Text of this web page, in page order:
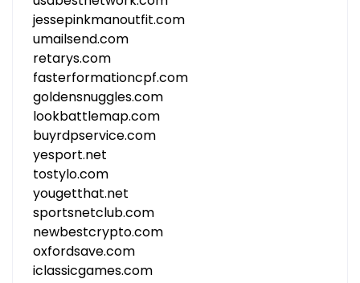
jessepinkmanoutfit.com
umailsend.com
retarys.com
fasterformationcpf.com
goldensnuggles.com
lookbattlemap.com
buyrdpservice.com
yesport.net
tostylo.com
yougetthat.net
sportsnetclub.com
newbestcrypto.com
oxfordsave.com
iclassicgames.com